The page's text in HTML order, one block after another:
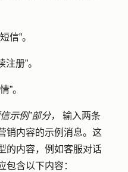
信”。
注册”。
”。
示例”部分， 输入两条
销内容的示例消息。这
的内容，例如客服对话
包含以下内容：